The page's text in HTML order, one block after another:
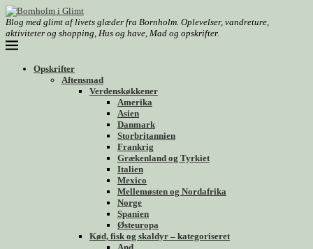
Blog med glimt af livets glæder fra Bornholm. Oplevelser, vandreture,
aktiviteter og shopping, Hus og have, Mad og opskrifter.
Opskrifter
Aftensmad
Verdenskøkkener
Amerika
Asien
Danmark
Storbritannien
Frankrig
Grækenland og Tyrkiet
Italien
Mexico
Mellemøsten og Nordafrika
Norge
Spanien
Østeuropa
Kød, fisk og skaldyr – kategoriseret